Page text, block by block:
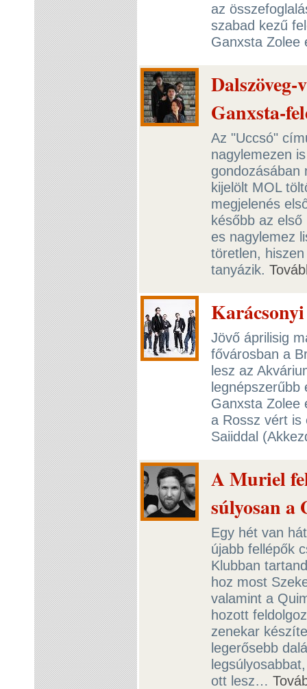
az
szabad kezű
Ganxsta
Ganxsta-
Az "Uccsó"
nagylemezen
gondozásában
kijelölt MOL
megjelenés
később az
es nagylemez
töretlen,
tanyázik.
Jövő áprilisig
fővárosban a
lesz az
legnépszerűbb
Ganxsta Zolee
a Rossz vért is
Saiiddal
A Muriel
súlyosan a
Egy hét van
újabb fellépők
Klubban
hoz most
valamint a
hozott
zenekar
legerősebb
ott lesz…